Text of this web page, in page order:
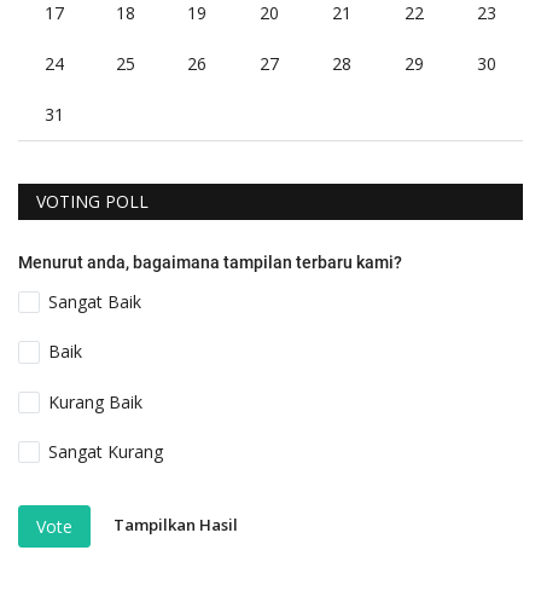
17 18 19 20 21 22 23
24 25 26 27 28 29 30
31
VOTING POLL
Menurut anda, bagaimana tampilan terbaru kami?
Sangat Baik
Baik
Kurang Baik
Sangat Kurang
Vote Tampilkan Hasil